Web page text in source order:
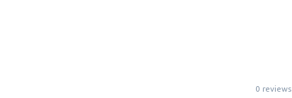
0 reviews